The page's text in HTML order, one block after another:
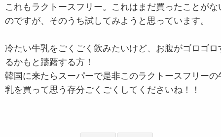
これもラクトースフリー。これはまだ買ったことがな
のですが、そのうち試してみようと思っています。
冷たい牛乳をごくごく飲みたいけど、お腹がゴロゴロ
るかもと躊躇する方！
韓国に来たらスーパーで是非このラクトースフリーの
乳を買って思う存分ごくごくしてくださいね！！